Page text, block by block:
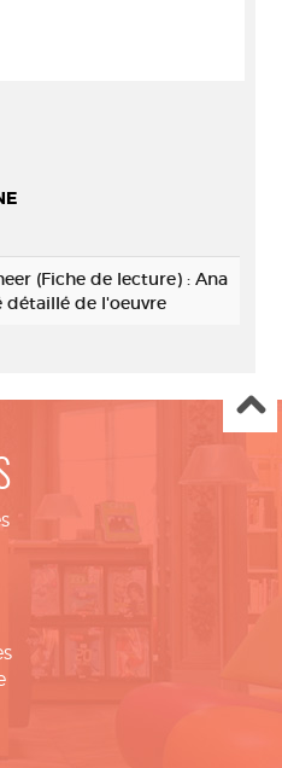
(Fiche de lecture) : Ana
détaillé de l'oeuvre